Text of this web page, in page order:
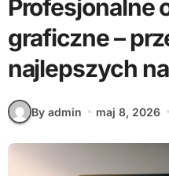
Profesjonalne
graficzne –
najlepszych
By admin maj 8, 2026